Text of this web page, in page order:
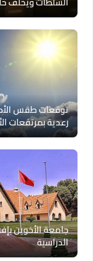
توقعات طقس
رعدية بمرتفعات
جامعة الأخوين
الدراسية